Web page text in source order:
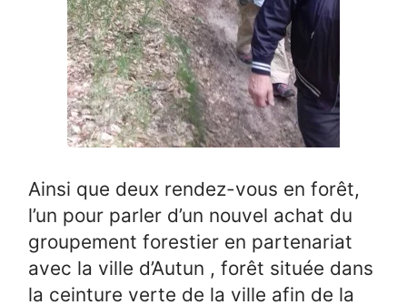
Ainsi que deux rendez-vous en forêt,
l’un pour parler d’un nouvel achat du
groupement forestier en partenariat
avec la ville d’Autun , forêt située dans
la ceinture verte de la ville afin de la